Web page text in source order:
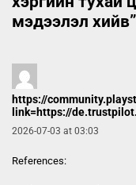
мэдээлэл хийв”
https://
link=https://
2026-07-03 at 03:03
References: